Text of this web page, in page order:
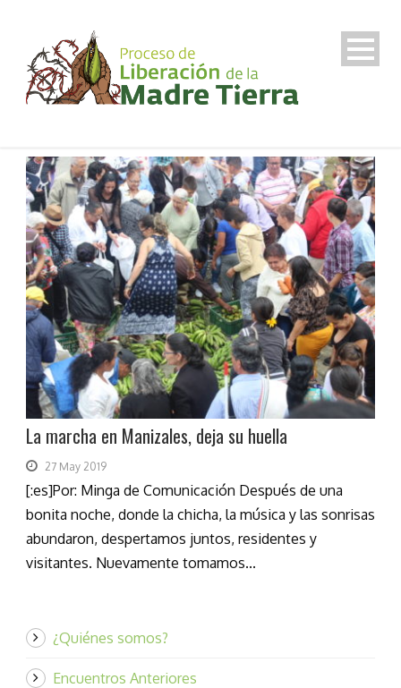
La marcha en Manizales, deja su huella
27 May 2019
[:es]Por: Minga de Comunicación Después de una
bonita noche, donde la chicha, la música y las sonrisas
abundaron, despertamos juntos, residentes y
visitantes. Nuevamente tomamos...
¿Quiénes somos?
Encuentros Anteriores